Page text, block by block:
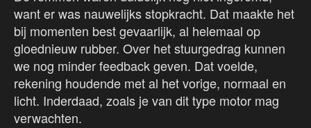
want er was nauwelijks stopkracht. Dat maakte het
bij momenten best gevaarlijk, al helemaal op
gloednieuw rubber. Over het stuurgedrag kunnen
we nog minder feedback geven. Dat voelde,
rekening houdende met al het vorige, normaal en
licht. Inderdaad, zoals je van dit type motor mag
verwachten.